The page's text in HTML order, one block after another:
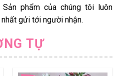
phẩm của chúng tôi luôn
gửi tới người nhận.
TỰ